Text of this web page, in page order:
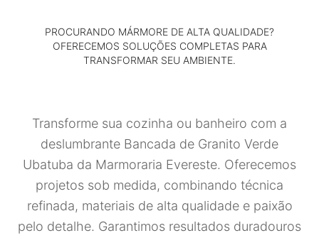
PROCURANDO MÁRMORE DE ALTA QUALIDADE?
OFERECEMOS SOLUÇÕES COMPLETAS PARA
TRANSFORMAR SEU AMBIENTE.
Transforme sua cozinha ou banheiro com a
deslumbrante Bancada de Granito Verde
Ubatuba da Marmoraria Evereste. Oferecemos
projetos sob medida, combinando técnica
refinada, materiais de alta qualidade e paixão
pelo detalhe. Garantimos resultados duradouros